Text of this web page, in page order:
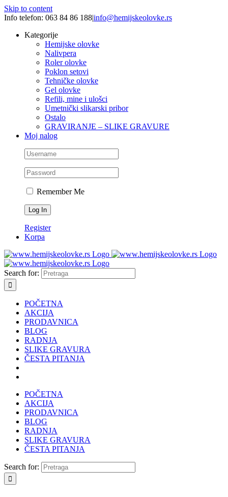
Skip to content
Info telefon: 063 84 86 188|info@hemijskeolovke.rs
Kategorije
Hemijske olovke
Nalivpera
Roler olovke
Poklon setovi
Tehničke olovke
Gel olovke
Refili, mine i ulošci
Umetnički slikarski pribor
Ostalo
GRAVIRANJE – SLIKE GRAVURE
Moj nalog
Remember Me
Register
Korpa
Search for:
POČETNA
AKCIJA
PRODAVNICA
BLOG
RADNJA
SLIKE GRAVURA
ČESTA PITANJA
POČETNA
AKCIJA
PRODAVNICA
BLOG
RADNJA
SLIKE GRAVURA
ČESTA PITANJA
Search for: